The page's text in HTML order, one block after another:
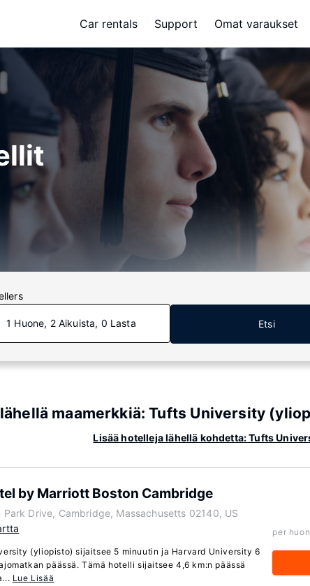
Car rentals Support Omat varaukset
1 Huone, 2 Aikuista, 0 Lasta Etsi
maamerkkiä: Tufts University
Lisää hotelleja lähellä kohdetta: Tufts
by Marriott Boston Cambridge
Park Drive, Cambridge, Massachusetts 02140, US
(yliopisto) sijaitsee 5 minuutin ja Harvard University 6
päässä. Tämä hotelli sijaitsee 4,6 km:n päässä
Lue Lisää
per